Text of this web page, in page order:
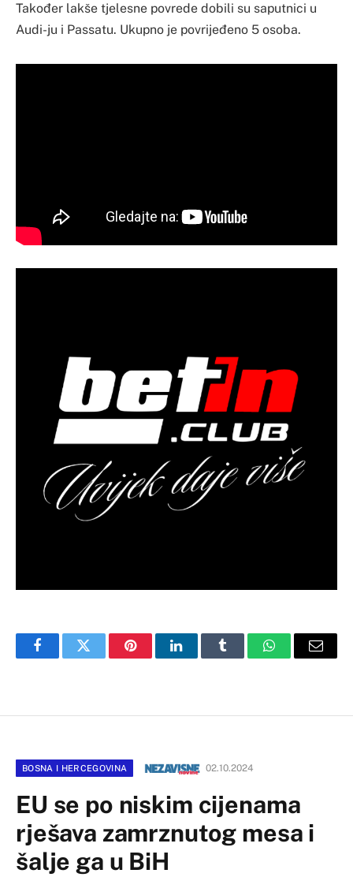
Također lakše tjelesne povrede dobili su saputnici u
Audi-ju i Passatu. Ukupno je povrijeđeno 5 osoba.
FacebookTwitter PinterestLinkedInTumblr WhatsAppEmail
BOSNA I HERCEGOVINA 02.10.2024
EU se po niskim cijenama
rješava zamrznutog mesa i
šalje ga u BiH